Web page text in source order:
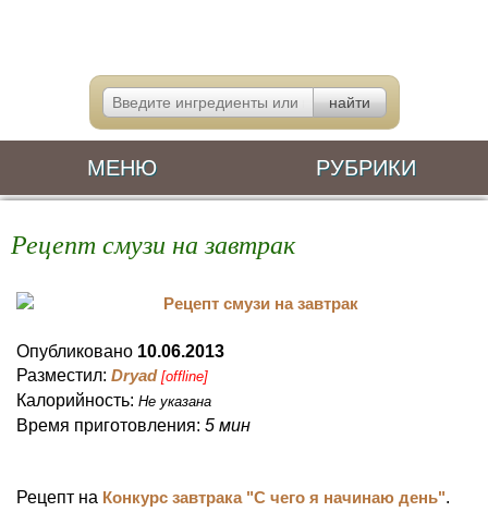
МЕНЮ РУБРИКИ
Рецепт смузи на завтрак
Опубликовано 10.06.2013
Разместил: Dryad [offline]
Калорийность: Не указана
Время приготовления: 5 мин
Рецепт на Конкурс завтрака "С чего я начинаю день".